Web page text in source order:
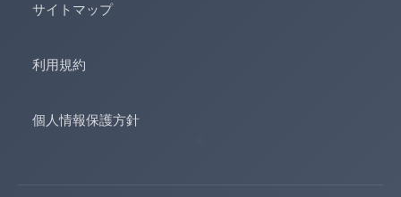
サイトマップ
利用規約
個人情報保護方針